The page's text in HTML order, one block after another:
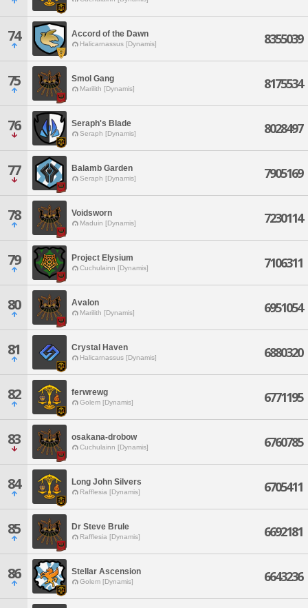
74 Accord of the Dawn
Halicarnassus [Dynamis] 8355039
75 Smol Gang
Marilith [Dynamis] 8175534
76 Seraph's Blade
Seraph [Dynamis] 8028497
77 Balamb Garden
Seraph [Dynamis] 7905169
78 Voidsworn
Maduin [Dynamis] 7230114
79 Project Elysium
Cuchulainn [Dynamis] 7106311
80 Avalon
Marilith [Dynamis] 6951054
81 Crystal Haven
Halicarnassus [Dynamis] 6880320
82 ferwrewg
Golem [Dynamis] 6771195
83 osakana-drobow
Cuchulainn [Dynamis] 6760785
84 Long John Silvers
Rafflesia [Dynamis] 6705411
85 Dr Steve Brule
Rafflesia [Dynamis] 6692181
86 Stellar Ascension
Golem [Dynamis] 6643236